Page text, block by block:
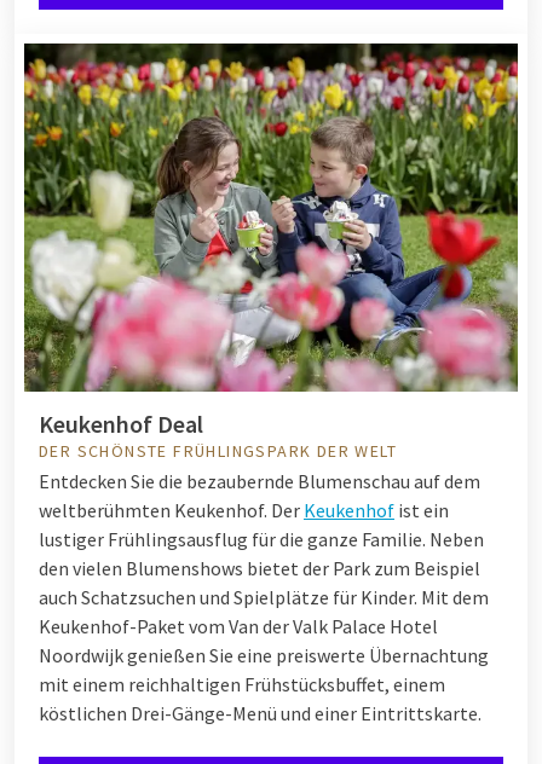
Keukenhof Deal
DER SCHÖNSTE FRÜHLINGSPARK DER WELT
Entdecken Sie die bezaubernde Blumenschau auf dem
weltberühmten Keukenhof. Der Keukenhof ist ein
lustiger Frühlingsausflug für die ganze Familie. Neben
den vielen Blumenshows bietet der Park zum Beispiel
auch Schatzsuchen und Spielplätze für Kinder. Mit dem
Keukenhof-Paket vom Van der Valk Palace Hotel
Noordwijk genießen Sie eine preiswerte Übernachtung
mit einem reichhaltigen Frühstücksbuffet, einem
köstlichen Drei-Gänge-Menü und einer Eintrittskarte.